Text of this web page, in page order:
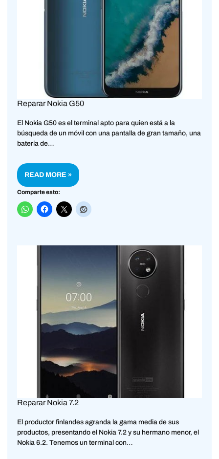
Reparar Nokia G50
El Nokia G50 es el terminal apto para quien está a la
búsqueda de un móvil con una pantalla de gran tamaño, una
batería de…
READ MORE »
Comparte esto:
Reparar Nokia 7.2
El productor finlandes agranda la gama media de sus
productos, presentando el Nokia 7.2 y su hermano menor, el
Nokia 6.2. Tenemos un terminal con…